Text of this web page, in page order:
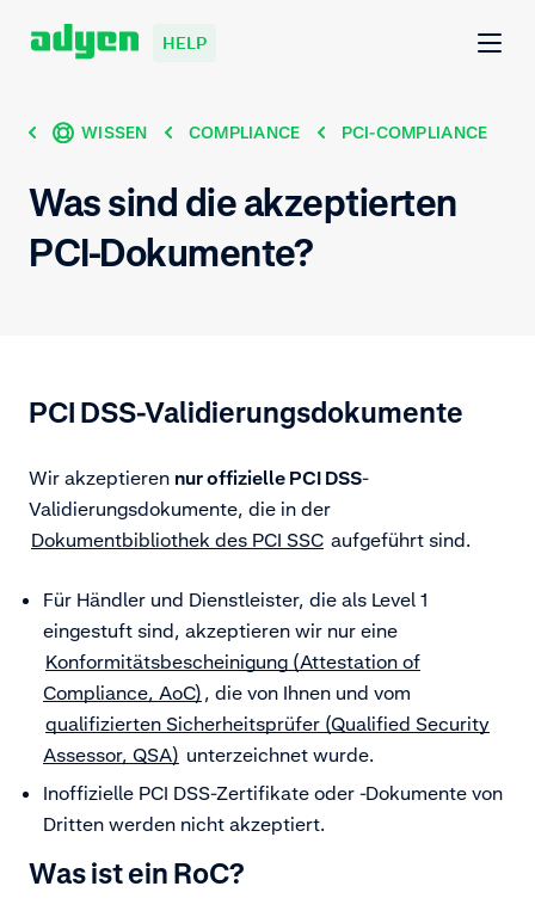
HELP
WISSEN COMPLIANCE PCI-COMPLIANCE
Was sind die akzeptierten
PCI-Dokumente?
PCI DSS-Validierungsdokumente
Wir akzeptieren nur offizielle PCI DSS-
Validierungsdokumente, die in der
Dokumentbibliothek des PCI SSC aufgeführt sind.
Für Händler und Dienstleister, die als Level 1
eingestuft sind, akzeptieren wir nur eine
Konformitätsbescheinigung (Attestation of
Compliance, AoC) , die von Ihnen und vom
qualifizierten Sicherheitsprüfer (Qualified Security
Assessor, QSA) unterzeichnet wurde.
Inoffizielle PCI DSS-Zertifikate oder -Dokumente von
Dritten werden nicht akzeptiert.
Was ist ein RoC?